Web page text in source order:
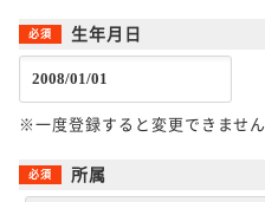
生年月日
※一度登録すると変更できません
所属